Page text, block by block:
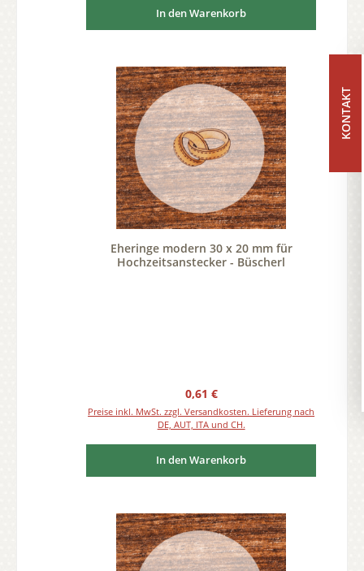
In den Warenkorb
Eheringe modern 30 x 20 mm für
Hochzeitsanstecker - Büscherl
Regulärer Preis:
0,61 €
Preise inkl. MwSt. zzgl. Versandkosten. Lieferung nach
DE, AUT, ITA und CH.
In den Warenkorb
KONTAKT